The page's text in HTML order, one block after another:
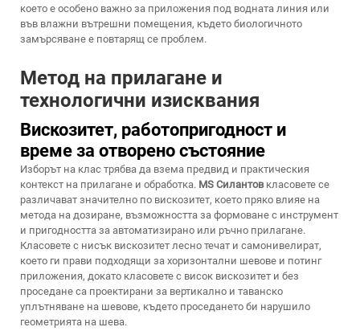
което е особено важно за приложения под водната линия или
във влажни вътрешни помещения, където биологичното
замърсяване е повтарящ се проблем.
Метод на прилагане и
технологични изисквания
Вискозитет, работопригодност и
време за отворено състояние
Изборът на клас трябва да взема предвид и практическия
контекст на прилагане и обработка. MS Силантов класовете се
различават значително по вискозитет, което пряко влияе на
метода на дозиране, възможността за формоване с инструмент
и пригодността за автоматизирано или ръчно прилагане.
Класовете с нисък вискозитет лесно течат и самонивелират,
което ги прави подходящи за хоризонтални шевове и потинг
приложения, докато класовете с висок вискозитет и без
проседане са проектирани за вертикално и таванско
уплътняване на шевове, където проседането би нарушило
геометрията на шева.